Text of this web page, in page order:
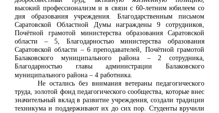
высокий профессионализм и в связи с 60-летним юбилеем со
дня образования учреждения. Благодарственным письмом
Саратовской Областной Думы награждены 9 сотрудников,
Почётной грамотой министерства образования Саратовской
области – 5, Благодарностью министерства образования
Саратовской области – 6 преподавателей, Почётной грамотой
Балаковского муниципального района – 2 сотрудника,
Благодарностью главы администрации Балаковского
муниципального района – 4 работника.
Не остались без внимания ветераны педагогического
труда, золотой фонд педагогического сообщества, которые внес
значительный вклад в развитие учреждения, создали традиции
техникума и поддерживают их до сих пор. Студенты вручили